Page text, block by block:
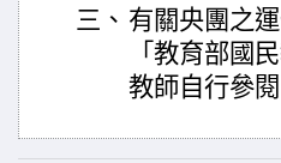
三、 有關央團之
「教育部國
教師自行參閱